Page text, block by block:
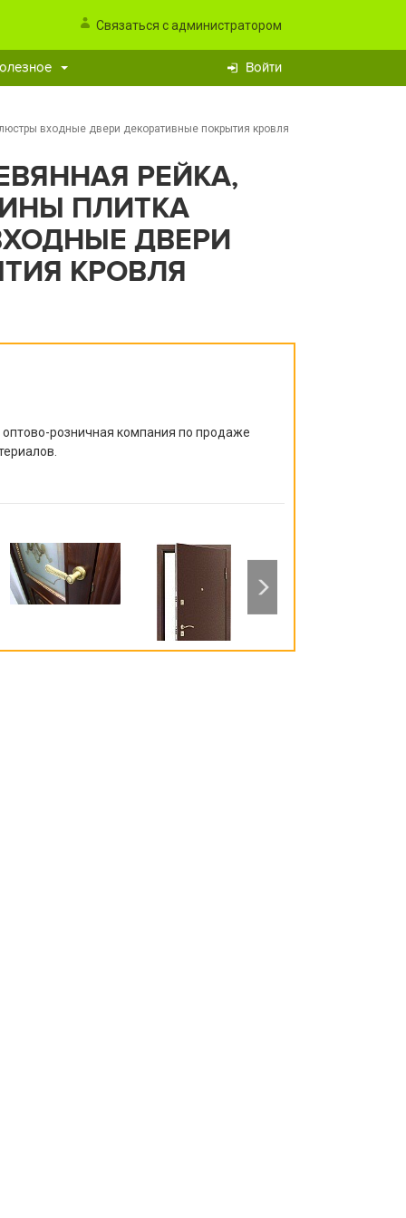
Связаться с администратором
Войти
входные двери декоративные покрытия кровля
РЕЙКА,
ПЛИТКА
ДВЕРИ
КРОВЛЯ
розничная компания по продаже